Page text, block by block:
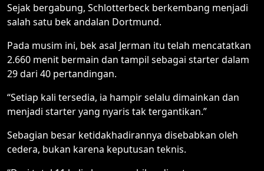
Sejak bergabung, Schlotterbeck berkembang menjadi
salah satu bek andalan Dortmund.
Pada musim ini, bek asal Jerman itu telah mencatatkan
2.660 menit bermain dan tampil sebagai starter dalam
29 dari 40 pertandingan.
“Setiap kali tersedia, ia hampir selalu dimainkan dan
menjadi starter yang nyaris tak tergantikan.”
Sebagian besar ketidakhadirannya disebabkan oleh
cedera, bukan karena keputusan teknis.